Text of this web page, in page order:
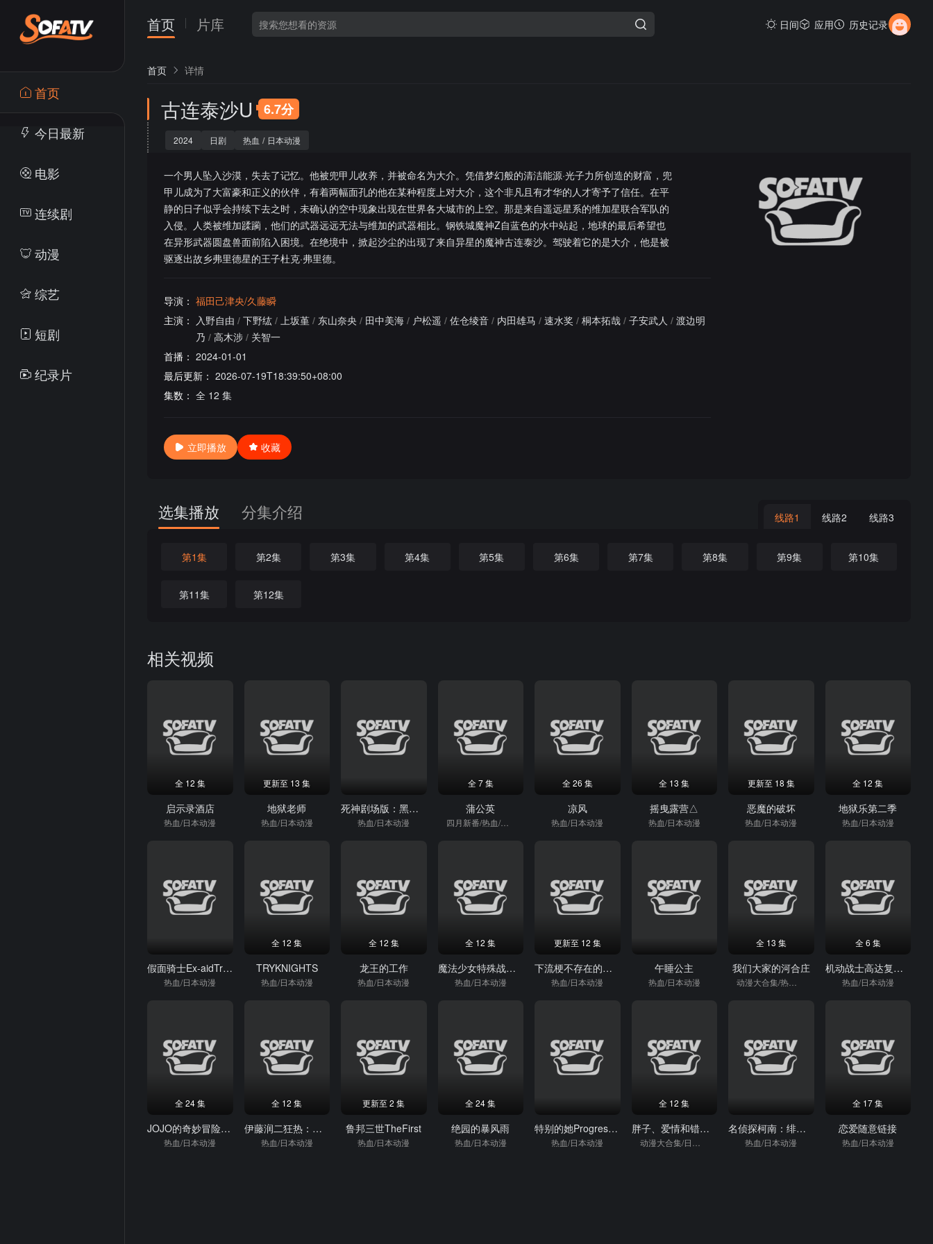
首页
今日最新
电影
连续剧
动漫
综艺
短剧
纪录片
首页 片库 日间 应用 历史记录
首页 详情
古连泰沙U 6.7分
2024 日剧 热血 / 日本动漫
一个男人坠入沙漠，失去了记忆。他被兜甲儿收养，并被命名为大介。凭借梦幻般的清洁能源·光子力所创造的财富，兜
甲儿成为了大富豪和正义的伙伴，有着两幅面孔的他在某种程度上对大介，这个非凡且有才华的人才寄予了信任。在平
静的日子似乎会持续下去之时，未确认的空中现象出现在世界各大城市的上空。那是来自遥远星系的维加星联合军队的
入侵。人类被维加蹂躏，他们的武器远远无法与维加的武器相比。钢铁城魔神Z自蓝色的水中站起，地球的最后希望也
在异形武器圆盘兽面前陷入困境。在绝境中，掀起沙尘的出现了来自异星的魔神古连泰沙。驾驶着它的是大介，他是被
驱逐出故乡弗里德星的王子杜克·弗里德。
导演： 福田己津央/久藤瞬
主演： 入野自由 / 下野纮 / 上坂堇 / 东山奈央 / 田中美海 / 户松遥 / 佐仓绫音 / 内田雄马 / 速水奖 / 桐本拓哉 / 子安武人 / 渡边明
乃 / 高木涉 / 关智一
首播： 2024-01-01
最后更新： 2026-07-19T18:39:50+08:00
集数： 全 12 集
立即播放 收藏
选集播放 分集介绍 线路1 线路2 线路3
第1集 第2集 第3集 第4集 第5集 第6集 第7集 第8集 第9集 第10集
第11集 第12集
相关视频
全 12 集
启示录酒店
热血/日本动漫
更新至 13 集
地狱老师
热血/日本动漫
死神剧场版：黑色褪去呼唤君之名
热血/日本动漫
全 7 集
蒲公英
四月新番/热血/日本动漫
全 26 集
凉风
热血/日本动漫
全 13 集
摇曳露营△
热血/日本动漫
更新至 18 集
恶魔的破坏
热血/日本动漫
全 12 集
地狱乐第二季
热血/日本动漫
假面骑士Ex-aidTrueEnding
热血/日本动漫
全 12 集
TRYKNIGHTS
热血/日本动漫
全 12 集
龙王的工作
热血/日本动漫
全 12 集
魔法少女特殊战明日香
热血/日本动漫
更新至 12 集
下流梗不存在的灰暗世界
热血/日本动漫
午睡公主
热血/日本动漫
全 13 集
我们大家的河合庄
全 6 集
机动战士高达复仇的镇魂曲
热血/日本动漫
全 24 集
JOJO的奇妙冒险星尘斗士
热血/日本动漫
全 12 集
伊藤润二狂热：日本恐怖故事
热血/日本动漫
更新至 2 集
鲁邦三世TheFirst
热血/日本动漫
全 24 集
绝园的暴风雨
热血/日本动漫
特别的她Progressive
热血/日本动漫
全 12 集
胖子、爱情和错误！ 名侦探柯南：绯色的不在场证明
热血/日本动漫
全 17 集
恋爱随意链接
热血/日本动漫